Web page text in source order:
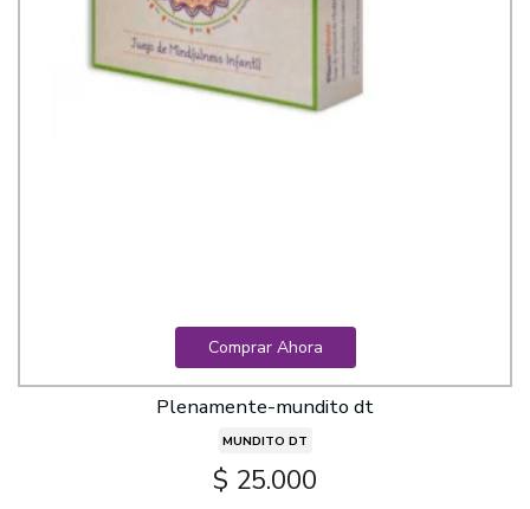
Comprar Ahora
Plenamente-mundito dt
MUNDITO DT
$ 25.000